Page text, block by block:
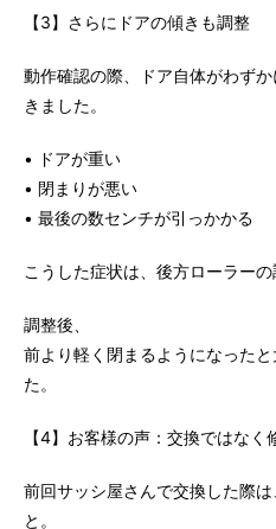
【3】さらにドアの傾きも調整
動作確認の際、ドア自体がわず
きました。
• ドアが重い
• 閉まりが悪い
• 最後の数センチが引っかかる
こうした症状は、後方ローラーの
調整後、
前より軽く閉まるようになった
た。
【4】お客様の声：交換ではなく
前回サッシ屋さんで交換した際
と。